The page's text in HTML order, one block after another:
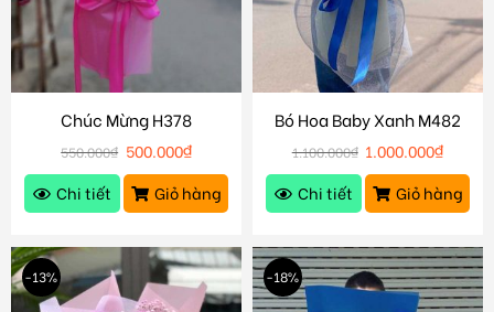
Chúc Mừng H378
550.000₫ 500.000₫
Chi tiết
Giỏ hàng
Bó Hoa Baby Xanh M482
1.100.000₫ 1.000.000₫
Chi tiết
Giỏ hàng
-13% -18%